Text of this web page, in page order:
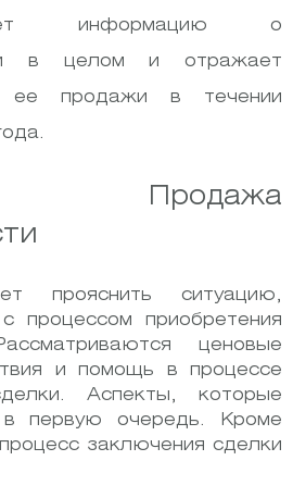
информацию о
в целом и отражает
ее продажи в течении
Продажа
прояснить ситуацию,
процессом приобретения
ценовые
и помощь в процессе
Аспекты, которые
в первую очередь. Кроме
заключения сделки